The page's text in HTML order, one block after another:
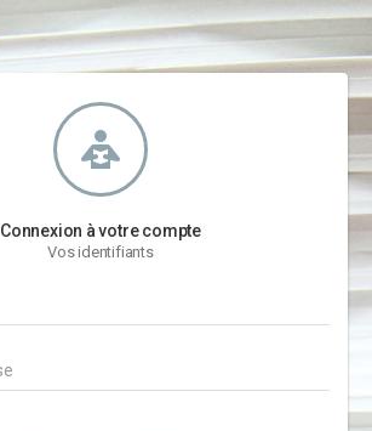
Connexion à votre compte
Vos identifiants